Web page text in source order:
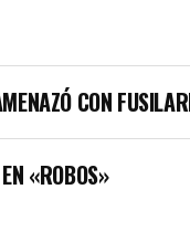
CON
«ROBOS»